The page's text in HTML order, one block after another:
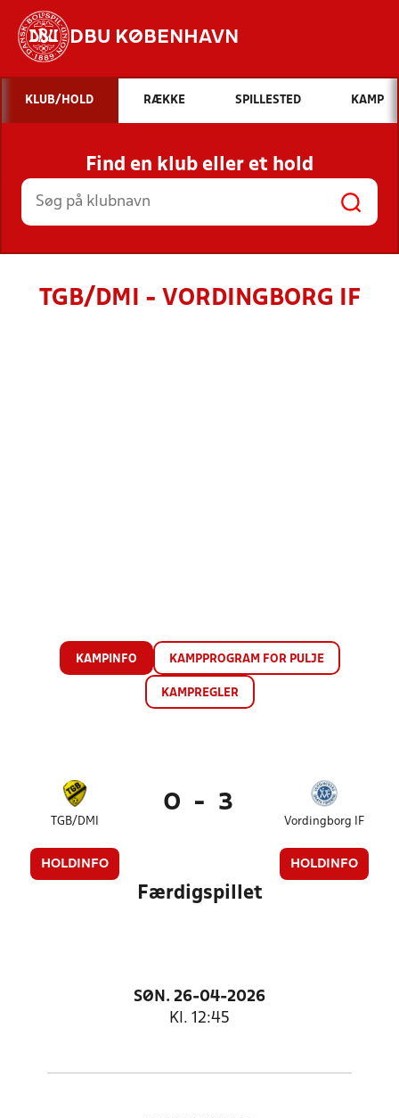
DBU KØBENHAVN
Hvad vil du søge efter?
INDHOLD OG NYHEDER
STILLINGER, RESULTATER, KLUBBER OG
HOLD
KLUB/HOLD RÆKKE SPILLESTED KAMP
Find en klub eller et hold
TGB/DMI - VORDINGBORG IF
KAMPINFO KAMPPROGRAM FOR PULJE
KAMPREGLER
TGB/DMI
HOLDINFO
0 - 3
Vordingborg IF
HOLDINFO
Færdigspillet
SØN. 26-04-2026
Kl. 12:45